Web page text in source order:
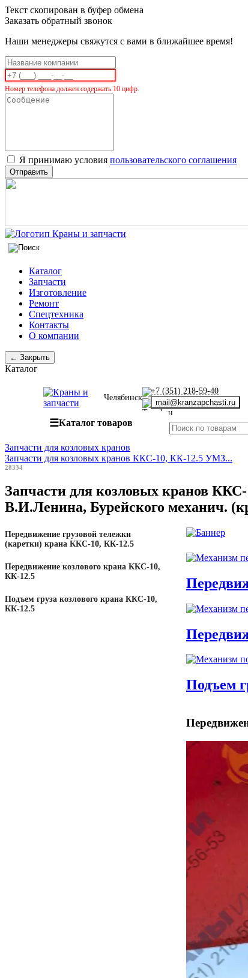
Текст скопирован в буфер обмена
Заказать обратный звонок
Наши менеджеры свяжутся с вами в ближайшее время!
Номер телефона должен содержать 10 цифр.
Я принимаю условия пользовательского соглашения
Отправить
Каталог
Запчасти
Изготовление
Ремонт
Спецтехника
Контакты
О компании
← Закрыть
Каталог
Челябинск
+7 (351) 218-59-40
mail@kranzapchasti.ru
☰Каталог товаров
Запчасти для козловых кранов
Запчасти для козловых кранов ККС-10, КК-12.5 УМЗ...
28334
Запчасти для козловых кранов
В.И.Ленина, Бурейского механич.
Передвижение грузовой тележки
(каретки) крана ККС-10, КК-12.5
Передвижение козлового крана ККС-10,
КК-12.5
Подъем груза козлового крана ККС-10,
КК-12.5
Подъем